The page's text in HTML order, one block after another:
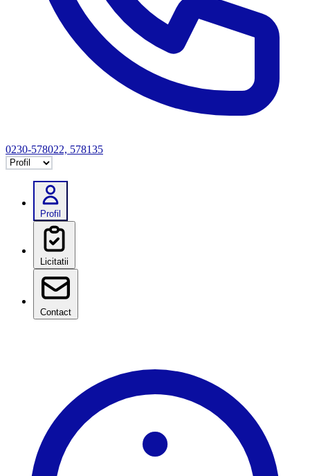
0230-578022, 578135
Selectează tab
Profil
Licitatii
Contact